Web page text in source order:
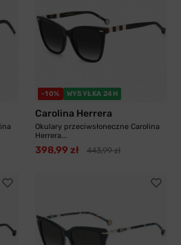
-10% WYSYŁKA 24H
Carolina Herrera
Okulary przeciwsłoneczne Carolina
Herrera...
398,99 zł 443,99 zł